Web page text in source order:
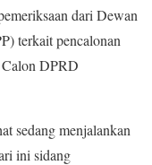
dari Dewan
terkait pencalonan
DPRD
sedang menjalankan
ini sidang